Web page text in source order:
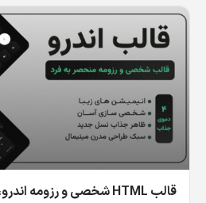
قالب HTML شخصی و رزومه اندرو، Andrew